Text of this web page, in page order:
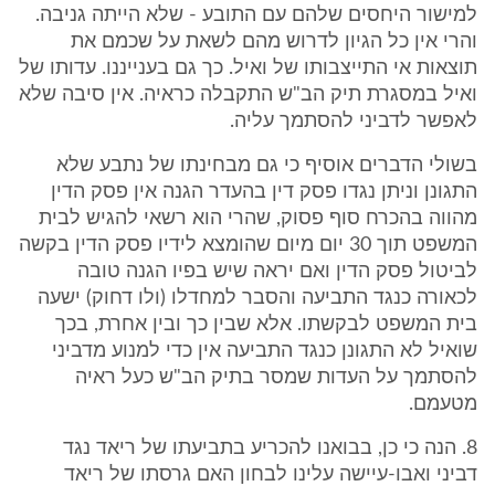
למישור היחסים שלהם עם התובע - שלא הייתה גניבה.
והרי אין כל הגיון לדרוש מהם לשאת על שכמם את
תוצאות אי התייצבותו של ואיל. כך גם בענייננו. עדותו של
ואיל במסגרת תיק הב"ש התקבלה כראיה. אין סיבה שלא
לאפשר לדביני להסתמך עליה.
בשולי הדברים אוסיף כי גם מבחינתו של נתבע שלא
התגונן וניתן נגדו פסק דין בהעדר הגנה אין פסק הדין
מהווה בהכרח סוף פסוק, שהרי הוא רשאי להגיש לבית
המשפט תוך 30 יום מיום שהומצא לידיו פסק הדין בקשה
לביטול פסק הדין ואם יראה שיש בפיו הגנה טובה
לכאורה כנגד התביעה והסבר למחדלו (ולו דחוק) ישעה
בית המשפט לבקשתו. אלא שבין כך ובין אחרת, בכך
שואיל לא התגונן כנגד התביעה אין כדי למנוע מדביני
להסתמך על העדות שמסר בתיק הב"ש כעל ראיה
מטעמם.
8. הנה כי כן, בבואנו להכריע בתביעתו של ריאד נגד
דביני ואבו-עיישה עלינו לבחון האם גרסתו של ריאד